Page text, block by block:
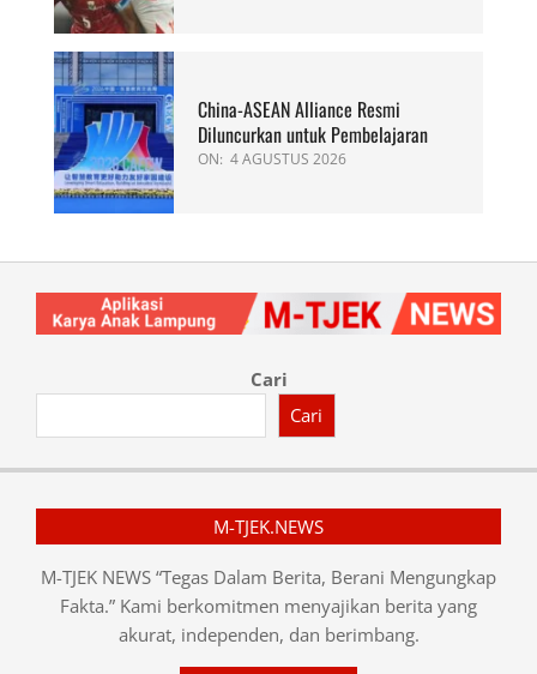
China-ASEAN Alliance Resmi
Diluncurkan untuk Pembelajaran
ON: 4 AGUSTUS 2026
Cari
Cari
M-TJEK.NEWS
M-TJEK NEWS “Tegas Dalam Berita, Berani Mengungkap
Fakta.” Kami berkomitmen menyajikan berita yang
akurat, independen, dan berimbang.